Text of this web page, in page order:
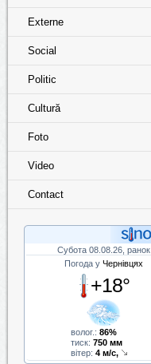
Externe
Social
Politic
Cultură
Foto
Video
Contact
Субота 08.08.26, ранок
Погода у Чернівцях
+18°
волог.: 86%
тиск: 750 мм
вітер: 4 м/с,